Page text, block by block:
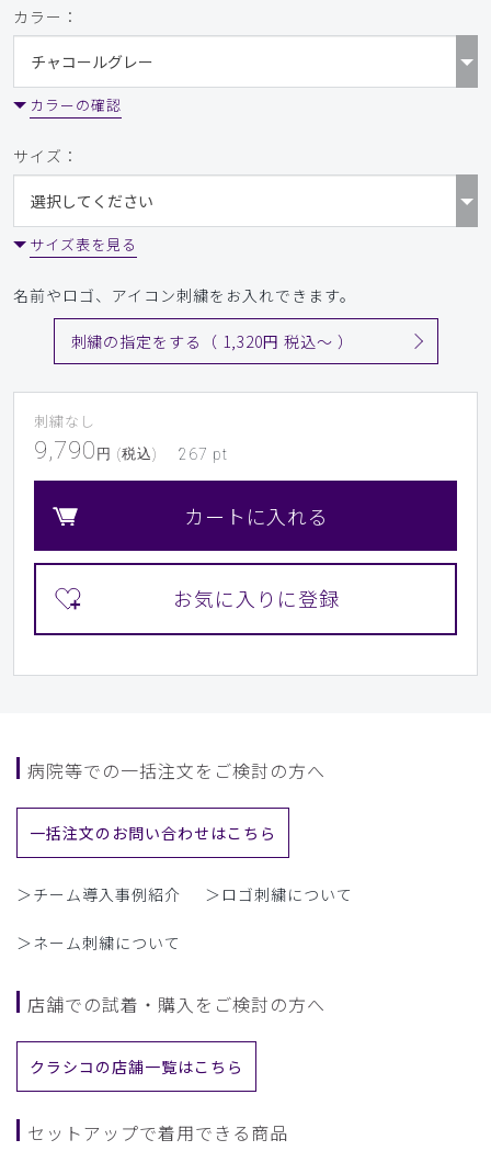
カラー：
カラーの確認
サイズ：
サイズ表を見る
名前やロゴ、アイコン刺繍をお入れできます。
刺繍の指定をする（ 1,320円 税込〜 ）
刺繍なし
9,790 円 (税込) 267 pt
カートに入れる
病院等での一括注文をご検討の方へ
一括注文のお問い合わせはこちら
＞チーム導入事例紹介 ＞ロゴ刺繍について
＞ネーム刺繍について
店舗での試着・購入をご検討の方へ
クラシコの店舗一覧はこちら
セットアップで着用できる商品